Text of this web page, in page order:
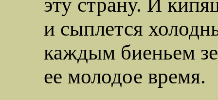
эту страну. И
и сыплется
каждым биеньем
ее молодое время.